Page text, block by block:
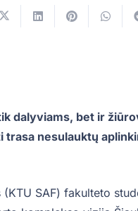
dalyviams, bet ir
trasa nesulauktų
SAF) fakulteto